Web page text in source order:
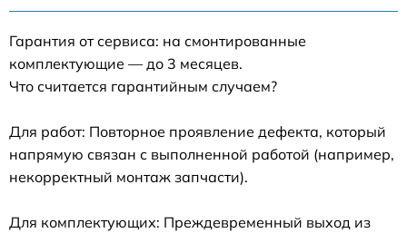
Гарантия от сервиса: на смонтированные
комплектующие — до 3 месяцев.
Что считается гарантийным случаем?
Для работ: Повторное проявление дефекта, который
напрямую связан с выполненной работой (например,
некорректный монтаж запчасти).
Для комплектующих: Преждевременный выход из